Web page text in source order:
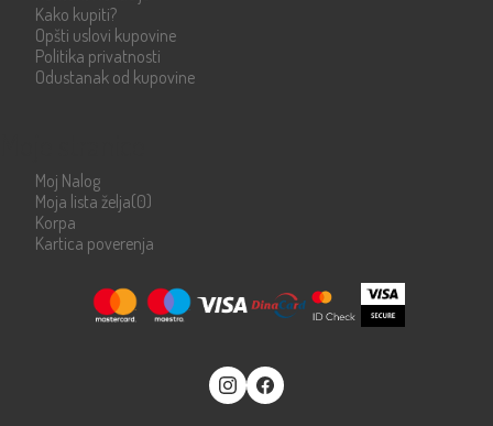
Kako kupiti?
Opšti uslovi kupovine
Politika privatnosti
Odustanak od kupovine
Moj Nalog
Moja lista želja(0)
Korpa
Kartica poverenja